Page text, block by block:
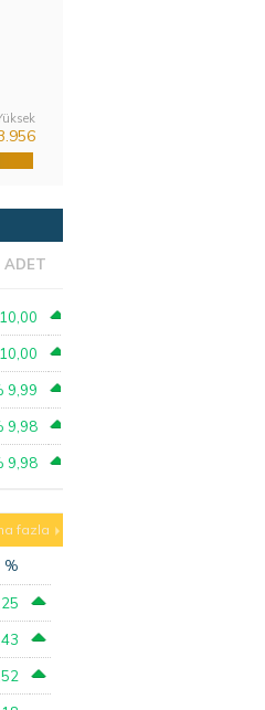
ADET
9,99
9,98
9,98
fazla
%